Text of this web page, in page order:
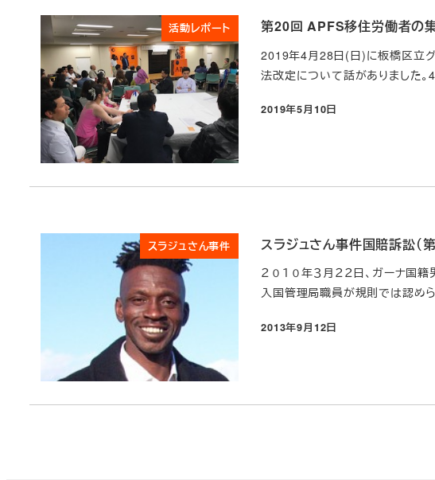
活動レポート 第20回 APFS移住労働者の
2019年4月28日(日)に板橋区立グ
法改定について話がありました
投稿日
2019年5月10日
スラジュさん事件 スラジュさん事件国賠訴訟（
２０１０年３月２２日、ガーナ国
入国管理局職員が規則では認め
投稿日
2013年9月12日